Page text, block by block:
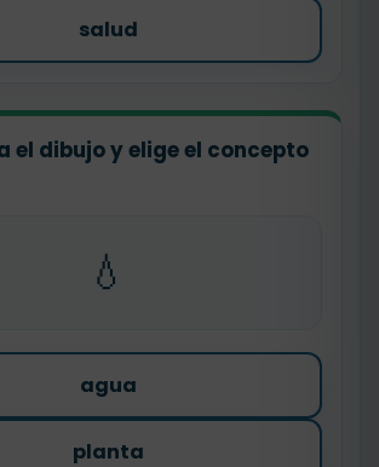
salud
el dibujo y elige el concepto
💧
agua
planta